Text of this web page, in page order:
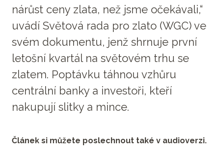
nárůst ceny zlata, než jsme očekávali,“
uvádí Světová rada pro zlato (WGC) ve
svém dokumentu, jenž shrnuje první
letošní kvartál na světovém trhu se
zlatem. Poptávku táhnou vzhůru
centrální banky a investoři, kteří
nakupují slitky a mince.
Článek si můžete poslechnout také v audioverzi.